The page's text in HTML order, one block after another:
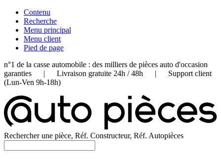
Contenu
Recherche
Menu principal
Menu client
Pied de page
n°1 de la casse automobile : des milliers de pièces auto d'occasion
garanties | Livraison gratuite 24h / 48h | Support client
(Lun-Ven 9h-18h)
Rechercher une pièce, Réf. Constructeur, Réf. Autopièces